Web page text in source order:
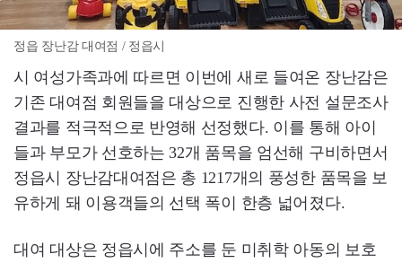
정읍 장난감 대여점 / 정읍시
시 여성가족과에 따르면 이번에 새로 들여온 장난감은
기존 대여점 회원들을 대상으로 진행한 사전 설문조사
결과를 적극적으로 반영해 선정했다. 이를 통해 아이
들과 부모가 선호하는 32개 품목을 엄선해 구비하면서
정읍시 장난감대여점은 총 1217개의 풍성한 품목을 보
유하게 돼 이용객들의 선택 폭이 한층 넓어졌다.
대여 대상은 정읍시에 주소를 둔 미취학 아동의 보호